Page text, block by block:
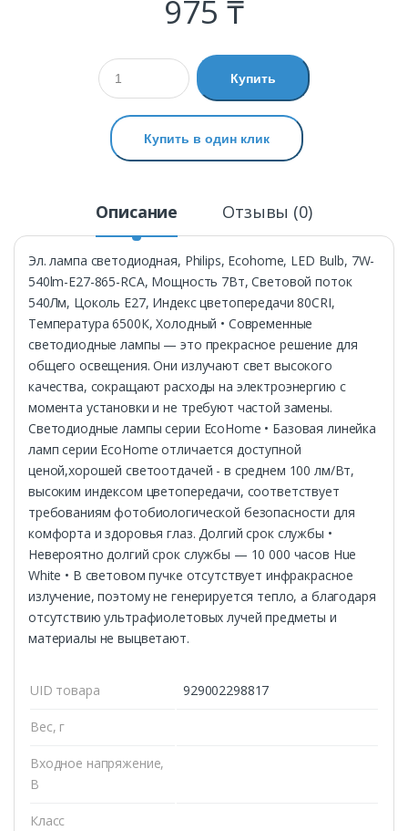
975 ₸
Купить
Купить в один клик
Описание Отзывы (0)
Эл. лампа светодиодная, Philips, Ecohome, LED Bulb, 7W-
540lm-E27-865-RCA, Мощность 7Вт, Световой поток
540Лм, Цоколь E27, Индекс цветопередачи 80CRI,
Температура 6500К, Холодный • Современные
светодиодные лампы — это прекрасное решение для
общего освещения. Они излучают свет высокого
качества, сокращают расходы на электроэнергию с
момента установки и не требуют частой замены.
Светодиодные лампы серии EcoHome • Базовая линейка
ламп серии EcoHome отличается доступной
ценой,хорошей светоотдачей - в среднем 100 лм/Вт,
высоким индексом цветопередачи, соответствует
требованиям фотобиологической безопасности для
комфорта и здоровья глаз. Долгий срок службы •
Невероятно долгий срок службы — 10 000 часов Hue
White • В световом пучке отсутствует инфракрасное
излучение, поэтому не генерируется тепло, а благодаря
отсутствию ультрафиолетовых лучей предметы и
материалы не выцветают.
UID товара 929002298817
Вес, г
Входное напряжение,
В
Класс